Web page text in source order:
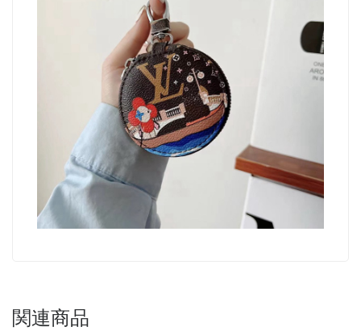
関連商品